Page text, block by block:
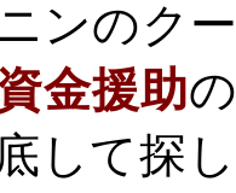
ンのク
金援助
して探